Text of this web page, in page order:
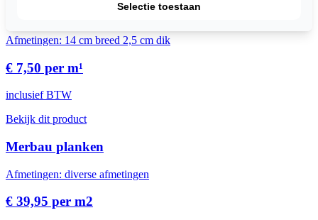
Afmetingen: 14 cm breed 2,5 cm dik
€ 7,50 per m¹
inclusief BTW
Bekijk dit product
Merbau planken
Afmetingen: diverse afmetingen
€ 39,95 per m2
Selectie toestaan